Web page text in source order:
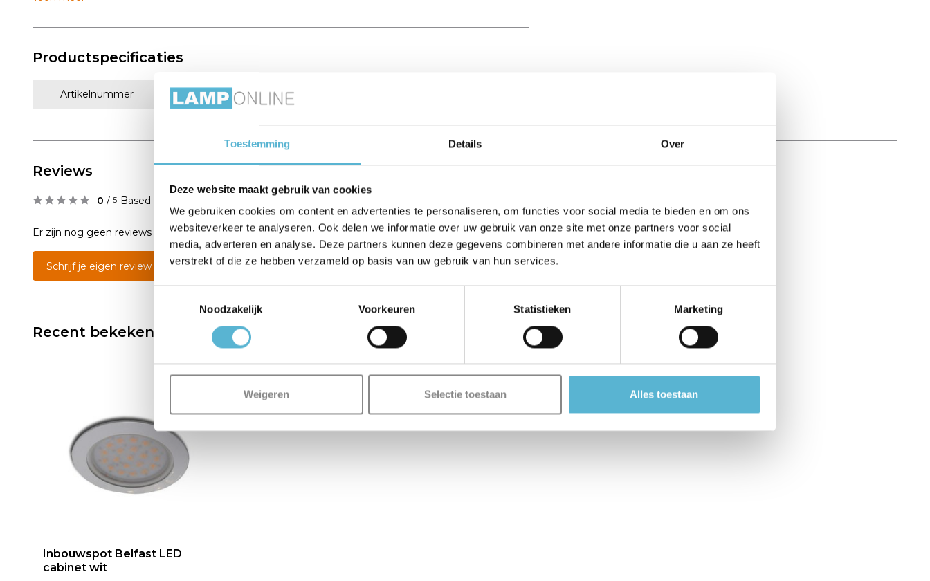
Toestemming Details Over
Deze website maakt gebruik van cookies
We gebruiken cookies om content en advertenties te personaliseren, om functies voor social media te bieden en om ons
websiteverkeer te analyseren. Ook delen we informatie over uw gebruik van onze site met onze partners voor social
media, adverteren en analyse. Deze partners kunnen deze gegevens combineren met andere informatie die u aan ze heeft
verstrekt of die ze hebben verzameld op basis van uw gebruik van hun services.
Noodzakelijk
Voorkeuren Statistieken Marketing
Weigeren Selectie toestaan Alles toestaan
Productspecificaties
Artikelnummer 201418 wit
Reviews
0 / 5 Based on 0 reviews
Er zijn nog geen reviews geschreven over dit product..
Schrijf je eigen review
Recent bekeken
Inbouwspot Belfast LED
cabinet wit